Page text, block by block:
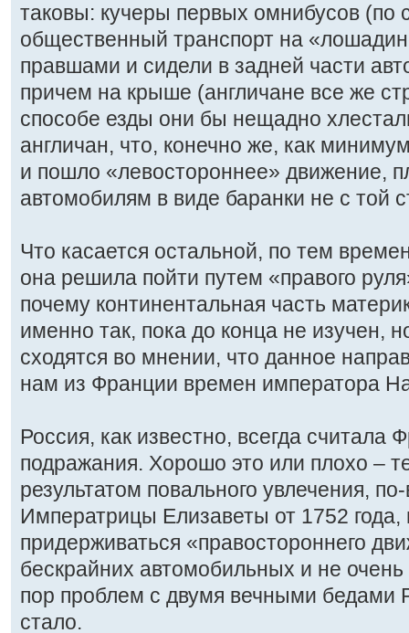
таковы: кучеры первых омнибусов
общественный транспорт на
правшами и сидели в задней части
причем на крыше (англичане все же
способе езды они бы нещадно
англичан, что, конечно же, как
и пошло «левостороннее» движение,
автомобилям в виде баранки не с той
Что касается остальной, по тем
она решила пойти путем «правого
почему континентальная часть
именно так, пока до конца не изучен,
сходятся во мнении, что данное
нам из Франции времен императора
Россия, как известно, всегда
подражания. Хорошо это или плохо –
результатом повального увлечения,
Императрицы Елизаветы от 1752
придерживаться «правостороннего
бескрайних автомобильных и не
пор проблем с двумя вечными бедами
стало.